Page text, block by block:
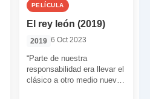
PELÍCULA
El rey león (2019)
2019 6 Oct 2023
“Parte de nuestra
responsabilidad era llevar el
clásico a otro medio nuevo.